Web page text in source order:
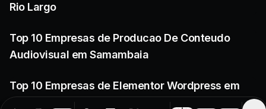
Rio Largo
Top 10 Empresas de Producao De Conteudo
Audiovisual em Samambaia
Top 10 Empresas de Elementor Wordpress em